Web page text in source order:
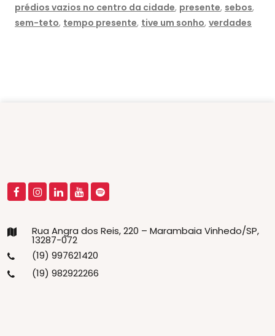
prédios vazios no centro da cidade, presente, sebos,
sem-teto, tempo presente, tive um sonho, verdades
Rua Angra dos Reis, 220 – Marambaia Vinhedo/SP,
13287-072
(19) 997621420
(19) 982922266